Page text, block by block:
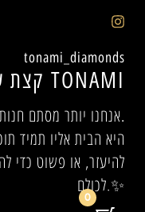
קצת על TONAMI
אנחנו יותר מסתם
להיעזר, או פשוט כדי
לכולם.✨
tonami_diamonds
0